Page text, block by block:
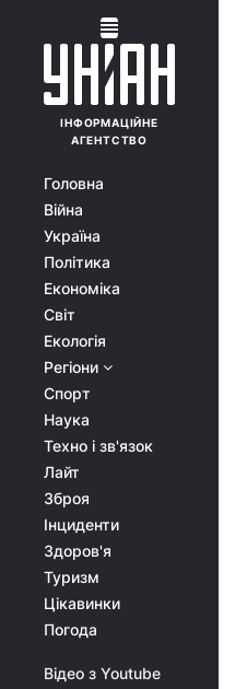
ІНФОРМАЦІЙНЕ
АГЕНТСТВО
Головна
Війна
Україна
Політика
Економіка
Світ
Екологія
Регіони
Спорт
Наука
Техно і зв'язок
Лайт
Зброя
Інциденти
Здоров'я
Туризм
Цікавинки
Погода
Відео з Youtube